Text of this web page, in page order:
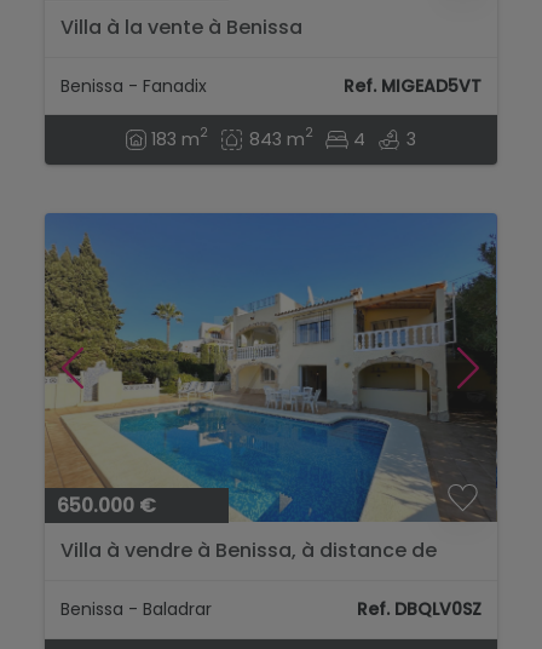
Villa à la vente à Benissa
Benissa - Fanadix Ref. MIGEAD5VT
183 m2 843 m2 4 3
650.000 €
Villa à vendre à Benissa, à distance de
Benissa - Baladrar Ref. DBQLV0SZ